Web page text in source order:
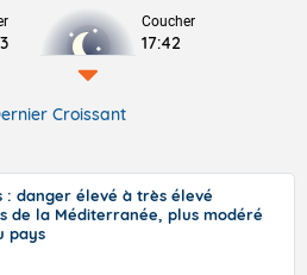
Coucher
17:42
Croissant
: danger élevé à très élevé
de la Méditerranée, plus modéré
pays